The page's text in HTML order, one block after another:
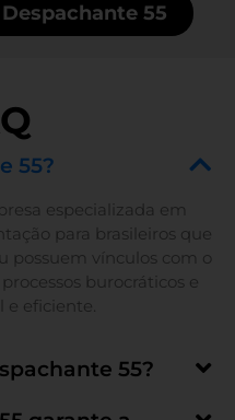
55
55?
especializada em
para brasileiros que
possuem vínculos com o
burocráticos e
e eficiente.
55?